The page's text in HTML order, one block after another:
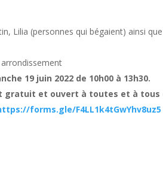
Lilia (personnes qui bégaient) ainsi
19 juin 2022 de 10h00 à 13h30.
gratuit et ouvert à toutes et à tous
forms.gle/F4LL1k4tGwYhv8uz5